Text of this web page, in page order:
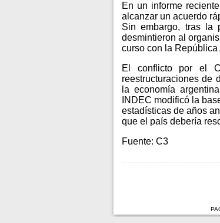
En un informe
alcanzar un acuerdo
Sin embargo, tras la
desmintieron al
curso con la
El conflicto por el
reestructuraciones de
la economía
INDEC modificó la
estadísticas de años
que el país debería
Fuente: C3